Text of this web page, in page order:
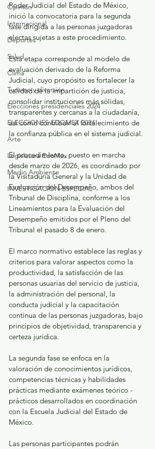
Opinión
Internacional
Deportes
Salud
Clima
Turismo y diversión
Elecciones presidenciales 2024
ELECCIONES EDOMEX 2024
Arte
Legislatura EdoMéx
Medio Ambiente
INVESTIGACIÓN ESPECIAL
Poder Judicial del Estado de México,
inició la convocatoria para la segunda
fase dirigida a las personas juzgadoras
electas sujetas a este procedimiento.
Esta etapa corresponde al modelo de
evaluación derivado de la Reforma
Judicial, cuyo propósito es fortalecer la
calidad de la impartición de justicia,
consolidar instituciones más sólidas,
transparentes y cercanas a la ciudadanía,
así como contribuir al fortalecimiento de
la confianza pública en el sistema judicial.
El procedimiento, puesto en marcha
desde marzo de 2026, es coordinado por
la Visitaduría General y la Unidad de
Evaluación del Desempeño, ambos del
Tribunal de Disciplina, conforme a los
Lineamientos para la Evaluación del
Desempeño emitidos por el Pleno del
Tribunal el pasado 8 de enero.
El marco normativo establece las reglas y
criterios para valorar aspectos como la
productividad, la satisfacción de las
personas usuarias del servicio de justicia,
la administración del personal, la
conducta judicial y la capacitación
continua de las personas juzgadoras, bajo
principios de objetividad, transparencia y
certeza jurídica.
La segunda fase se enfoca en la
valoración de conocimientos jurídicos,
competencias técnicas y habilidades
prácticas mediante exámenes teórico -
prácticos desarrollados en coordinación
con la Escuela Judicial del Estado de
México.
Las personas participantes podrán